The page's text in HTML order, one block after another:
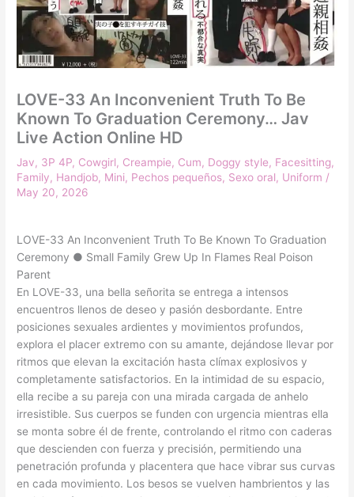
LOVE-33 An Inconvenient Truth To Be
Known To Graduation Ceremony… Jav
Live Action Online HD
Jav, 3P 4P, Cowgirl, Creampie, Cum, Doggy style, Facesitting,
Family, Handjob, Mini, Pechos pequeños, Sexo oral, Uniform /
May 20, 2026
LOVE-33 An Inconvenient Truth To Be Known To Graduation
Ceremony ● Small Family Grew Up In Flames Real Poison
Parent
En LOVE-33, una bella señorita se entrega a intensos
encuentros llenos de deseo y pasión desbordante. Entre
posiciones sexuales ardientes y movimientos profundos,
explora el placer extremo con su amante, dejándose llevar por
ritmos que elevan la excitación hasta clímax explosivos y
completamente satisfactorios. En la intimidad de su espacio,
ella recibe a su pareja con una mirada cargada de anhelo
irresistible. Sus cuerpos se funden con urgencia mientras ella
se monta sobre él de frente, controlando el ritmo con caderas
que descienden con fuerza y precisión, permitiendo una
penetración profunda y placentera que hace vibrar sus curvas
en cada movimiento. Los besos se vuelven hambrientos y las